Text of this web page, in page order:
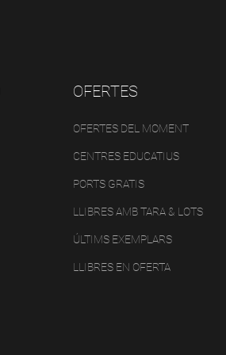
OFERTES
OFERTES DEL MOMENT
CENTRES EDUCATIUS
PORTS GRATIS
LLIBRES AMB TARA & LOTS
ÚLTIMS EXEMPLARS
LLIBRES EN OFERTA